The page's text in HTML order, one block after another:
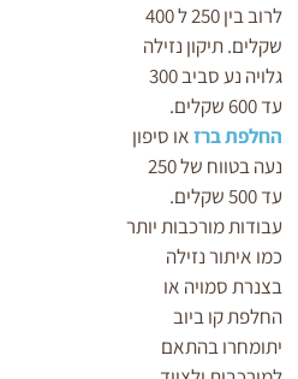
לרוב בין 250 ל 400
שקלים. תיקון נזילה
גלויה נע סביב 300
עד 600 שקלים.
החלפת ברזאו סיפון
נעה בטווח של 250
עד 500 שקלים.
עבודות מורכבות יותר
כמו איתור נזילה
בצנרת סמויה או
החלפת קו ביוב
יתומחרו בהתאם